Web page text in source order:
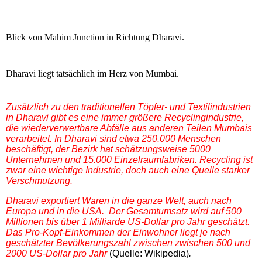
Blick von Mahim Junction in Richtung Dharavi.
Dharavi liegt tatsächlich im Herz von Mumbai.
Zusätzlich zu den traditionellen Töpfer- und Textilindustrien
in Dharavi gibt es eine immer größere Recyclingindustrie,
die wiederverwertbare Abfälle aus anderen Teilen Mumbais
verarbeitet. In Dharavi sind etwa 250.000 Menschen
beschäftigt, der Bezirk hat schätzungsweise 5000
Unternehmen und 15.000 Einzelraumfabriken. Recycling ist
zwar eine wichtige Industrie, doch auch eine Quelle starker
Verschmutzung.
Dharavi exportiert Waren in die ganze Welt, auch nach
Europa und in die USA. Der Gesamtumsatz wird auf 500
Millionen bis über 1 Milliarde US-Dollar pro Jahr geschätzt.
Das Pro-Kopf-Einkommen der Einwohner liegt je nach
geschätzter Bevölkerungszahl zwischen zwischen 500 und
2000 US-Dollar pro Jahr (Quelle: Wikipedia).